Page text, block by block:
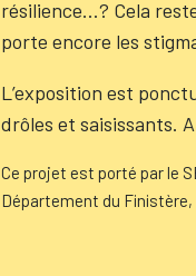
résilience…? Cela
porte encore les
L’exposition est
drôles et saisissants.
Ce projet est porté par le
Département du Finistère,